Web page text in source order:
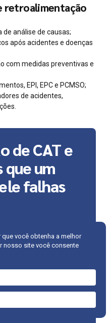
retroalimentação
análise de causas;
após acidentes e doenças
com medidas preventivas e
EPI, EPC e PCMSO;
de acidentes,
de CAT e
que um
falhas
emite CAT apenas
não possui fluxo
não transforma
PGR, existe uma
ser corrigida. A
você obtenha a melhor
nosso site você consente
de ajuda?
agora